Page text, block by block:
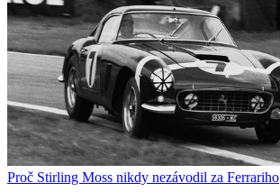
Proč Stirling Moss nikdy nezávodil za Ferrariho